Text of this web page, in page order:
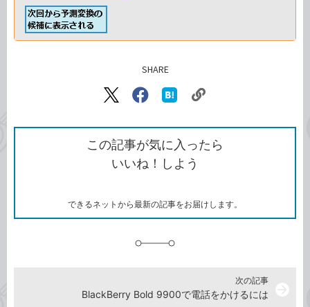
SHARE
X（旧
で
シ
ェ
ア
Facebook
シ
ェ
ア
な
ブ
ッ
ク
ク
ク
を
コ
この記事が気に入ったら
いいね！しよう
できるネットから最新の記事をお届けします。
次の記事
BlackBerry Bold 9900で電話をかけるには